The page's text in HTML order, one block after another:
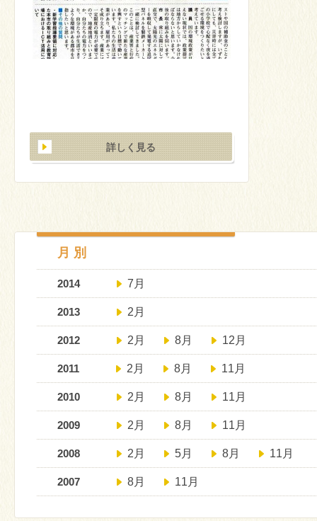
詳しく見る
月 別
2014 7月
2013 2月
2012 2月 8月 12月
2011 2月 8月 11月
2010 2月 8月 11月
2009 2月 8月 11月
2008 2月 5月 8月 11月
2007 8月 11月